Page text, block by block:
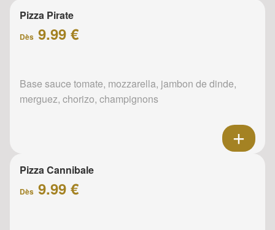
Pizza Pirate
Dès 9.99 €
Base sauce tomate, mozzarella, jambon de dinde,
merguez, chorizo, champignons
Pizza Cannibale
Dès 9.99 €